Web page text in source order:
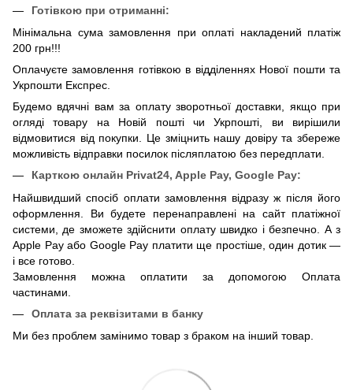
Готівкою при отриманні:
Мінімальна сума замовлення при оплаті накладений платіж
200 грн!!!
Оплачуєте замовлення готівкою в відділеннях Нової пошти та
Укрпошти Експрес.
Будемо вдячні вам за оплату зворотньої доставки, якщо при
огляді товару на Новій пошті чи Укрпошті, ви вирішили
відмовитися від покупки. Це зміцнить нашу довіру та збереже
можливість відправки посилок післяплатою без передплати.
Карткою онлайн Privat24, Apple Pay, Google Pay:
Найшвидший спосіб оплати замовлення відразу ж після його
оформлення. Ви будете перенаправлені на сайт платіжної
системи, де зможете здійснити оплату швидко і безпечно. А з
Apple Pay або Google Pay платити ще простіше, один дотик —
і все готово.
Замовлення можна оплатити за допомогою Оплата
частинами.
Оплата за реквізитами в банку
Ми без проблем замінимо товар з браком на інший товар.